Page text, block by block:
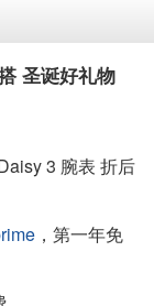
圣诞好礼物
3 腕表 折后
，第一年免